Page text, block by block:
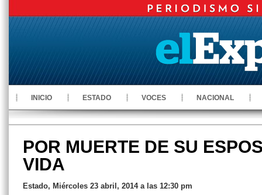
INICIO ESTADO VOCES NACIONAL
POR MUERTE DE SU
VIDA
Estado, Miércoles 23 abril, 2014 a las 12:30 pm